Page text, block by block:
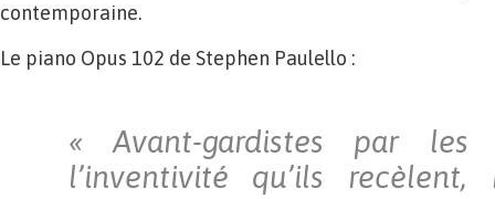
contemporaine.
Le piano Opus 102 de Stephen Paulello :
« Avant-gardistes par les
l’inventivité qu’ils